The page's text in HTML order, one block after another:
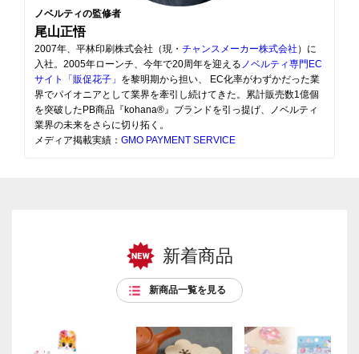
ノベルティの監修者
尾山正悟
2007年、平林印刷株式会社（現・ チャンスメーカー株式会社 ）に
入社。2005年ローンチ、今年で20周年を迎える ノベルティ専門EC
サイト「販促花子」 を黎明期から担い、 EC化率がわずかだった業
界でパイオニアとして業界を牽引し続けてきた。累計販売数1億個
を突破したPB商品『kohana®』ブランドを引っ提げ、ノベルティ
業界の未来をさらに切り拓く。
メディア掲載実績： GMO PAYMENT SERVICE
新着商品
新商品一覧を見る